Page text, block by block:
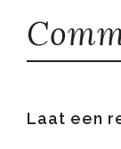
Laat een